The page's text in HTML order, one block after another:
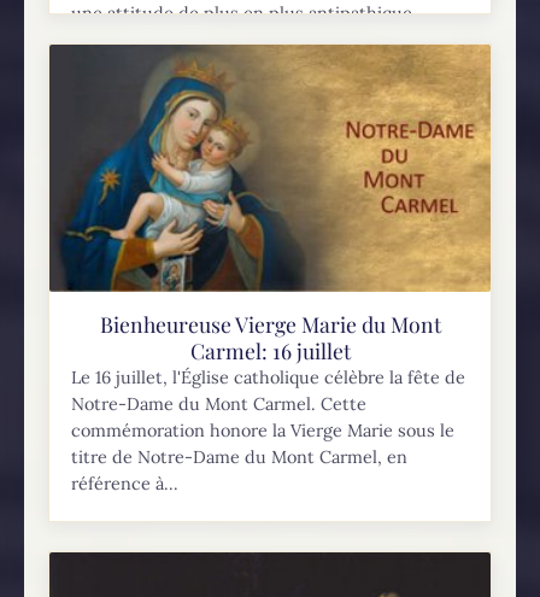
une attitude de plus en plus antipathique
envers la foi catholique? J’aime bien lire des
magazines et en particulier ceux qui traitent
des phénomènes religieux....
Bienheureuse Vierge Marie du Mont
Carmel: 16 juillet
Le 16 juillet, l'Église catholique célèbre la fête de
Notre-Dame du Mont Carmel. Cette
commémoration honore la Vierge Marie sous le
titre de Notre-Dame du Mont Carmel, en
référence à...